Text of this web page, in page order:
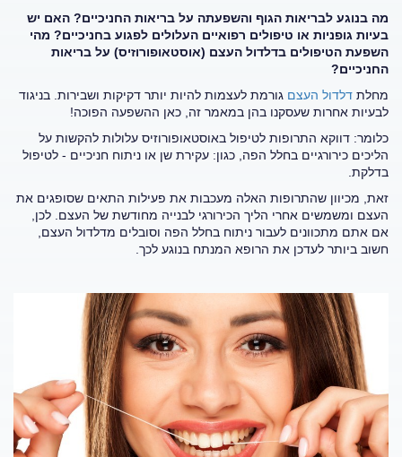
מה בנוגע לבריאות הגוף והשפעתה על בריאות החניכיים? האם יש
בעיות גופניות או טיפולים רפואיים העלולים לפגוע בחניכיים? מהי
השפעת הטיפולים בדלדול העצם (אוסטאופורוזיס) על בריאות
החניכיים?
מחלת דלדול העצם גורמת לעצמות להיות יותר דקיקות ושבירות. בניגוד
לבעיות אחרות שעסקנו בהן במאמר זה, כאן ההשפעה הפוכה!
כלומר: דווקא התרופות לטיפול באוסטאופורוזיס עלולות להקשות על
הליכים כירורגיים בחלל הפה, כגון: עקירת שן או ניתוח חניכיים - לטיפול
בדלקת.
זאת, מכיוון שהתרופות האלה מעכבות את פעילות התאים שסופגים את
העצם ומשמשים אחרי הליך הכירורגי לבנייה מחודשת של העצם. לכן,
אם אתם מתכוונים לעבור ניתוח בחלל הפה וסובלים מדלדול העצם,
חשוב ביותר לעדכן את הרופא המנתח בנוגע לכך.